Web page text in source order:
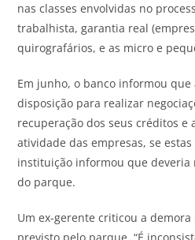
nas classes envolvidas no
trabalhista, garantia real
quirografários, e as micro e
Em junho, o banco informou que
disposição para realizar
recuperação dos seus créditos e
atividade das empresas, se estas
instituição informou que deveria
do parque.
Um ex-gerente criticou a